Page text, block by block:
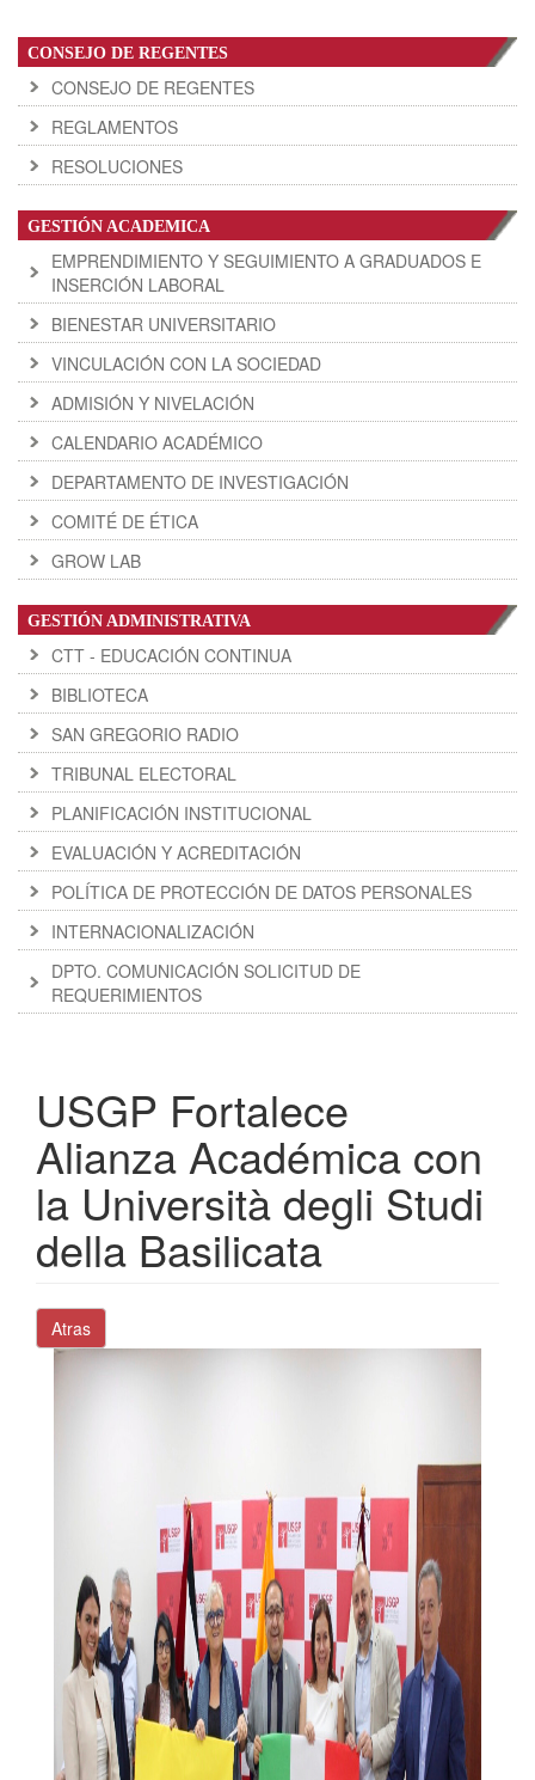
CONSEJO DE REGENTES
CONSEJO DE REGENTES
REGLAMENTOS
RESOLUCIONES
GESTIÓN ACADEMICA
EMPRENDIMIENTO Y SEGUIMIENTO A GRADUADOS E
INSERCIÓN LABORAL
BIENESTAR UNIVERSITARIO
VINCULACIÓN CON LA SOCIEDAD
ADMISIÓN Y NIVELACIÓN
CALENDARIO ACADÉMICO
DEPARTAMENTO DE INVESTIGACIÓN
COMITÉ DE ÉTICA
GROW LAB
GESTIÓN ADMINISTRATIVA
CTT - EDUCACIÓN CONTINUA
BIBLIOTECA
SAN GREGORIO RADIO
TRIBUNAL ELECTORAL
PLANIFICACIÓN INSTITUCIONAL
EVALUACIÓN Y ACREDITACIÓN
POLÍTICA DE PROTECCIÓN DE DATOS PERSONALES
INTERNACIONALIZACIÓN
DPTO. COMUNICACIÓN SOLICITUD DE
REQUERIMIENTOS
USGP Fortalece
Alianza Académica con
la Università degli Studi
della Basilicata
Atras